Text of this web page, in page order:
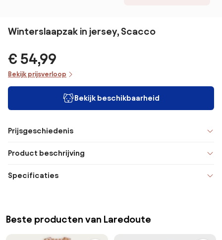
Winterslaapzak in jersey, Scacco
€ 54,99
Bekijk prijsverloop
Bekijk beschikbaarheid
Prijsgeschiedenis
Product beschrijving
Specificaties
Beste producten van Laredoute